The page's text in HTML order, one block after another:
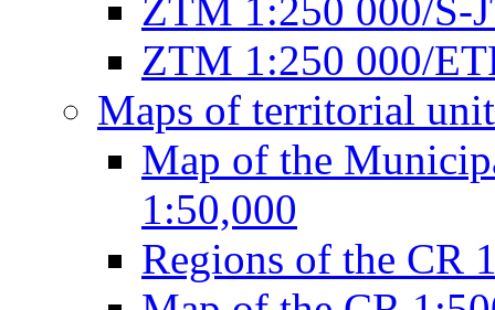
ZTM 1:250 000/S-
ZTM 1:250 000/
Maps of territorial
Map of the
1:50,000
Regions of the CR